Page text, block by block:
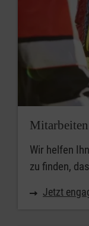
Mitarbeiten
Wir helfen
zu finden,
Jetzt